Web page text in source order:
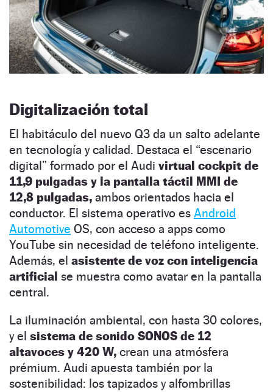
Digitalización total
El habitáculo del nuevo Q3 da un salto adelante
en tecnología y calidad. Destaca el “escenario
digital” formado por el Audi virtual cockpit de
11,9 pulgadas y la pantalla táctil MMI de
12,8 pulgadas, ambos orientados hacia el
conductor. El sistema operativo es Android
Automotive OS, con acceso a apps como
YouTube sin necesidad de teléfono inteligente.
Además, el asistente de voz con inteligencia
artificial se muestra como avatar en la pantalla
central.
La iluminación ambiental, con hasta 30 colores,
y el sistema de sonido SONOS de 12
altavoces y 420 W, crean una atmósfera
prémium. Audi apuesta también por la
sostenibilidad: los tapizados y alfombrillas